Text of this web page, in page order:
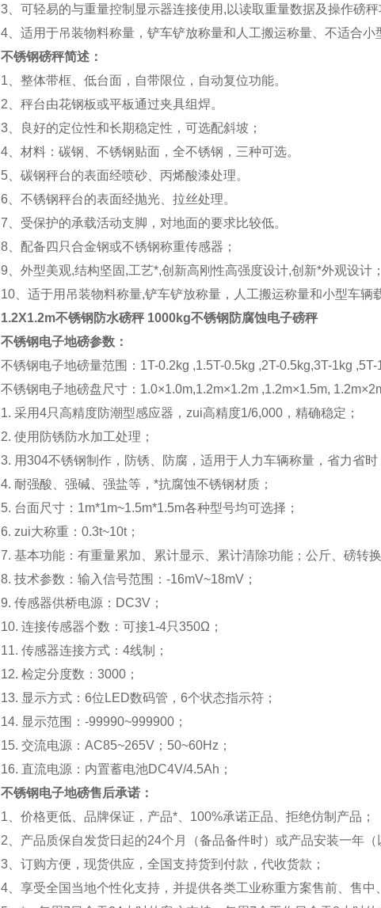
3、可轻易的与重量控制显示器连接使用,以读取重量数据及操作磅秤
4、适用于吊装物料称量，铲车铲放称量和人工搬运称量、不适合小
不锈钢磅秤简述：
1、整体带框、低台面，自带限位，自动复位功能。
2、秤台由花钢板或平板通过夹具组焊。
3、良好的定位性和长期稳定性，可选配斜坡；
4、材料：碳钢、不锈钢贴面，全不锈钢，三种可选。
5、碳钢秤台的表面经喷砂、丙烯酸漆处理。
6、不锈钢秤台的表面经抛光、拉丝处理。
7、受保护的承载活动支脚，对地面的要求比较低。
8、配备四只合金钢或不锈钢称重传感器；
9、外型美观,结构坚固,工艺*,创新高刚性高强度设计,创新*外观设计；
10、适于用吊装物料称量,铲车铲放称量，人工搬运称量和小型车辆
1.2X1.2m不锈钢防水磅秤 1000kg不锈钢防腐蚀电子磅秤
不锈钢电子地磅参数：
不锈钢电子地磅量范围：1T-0.2kg ,1.5T-0.5kg ,2T-0.5kg,3T-1kg
不锈钢电子地磅盘尺寸：1.0×1.0m,1.2m×1.2m ,1.2m×1.5m,
1. 采用4只高精度防潮型感应器，zui高精度1/6,000，精确稳定；
2. 使用防锈防水加工处理；
3. 用304不锈钢制作，防锈、防腐，适用于人力车辆称量，省力省时
4. 耐强酸、强碱、强盐等，*抗腐蚀不锈钢材质；
5. 台面尺寸：1m*1m~1.5m*1.5m各种型号均可选择；
6. zui大称重：0.3t~10t；
7. 基本功能：有重量累加、累计显示、累计清除功能；公斤、磅转
8. 技术参数：输入信号范围：-16mV~18mV；
9. 传感器供桥电源：DC3V；
10. 连接传感器个数：可接1-4只350Ω；
11. 传感器连接方式：4线制；
12. 检定分度数：3000；
13. 显示方式：6位LED数码管，6个状态指示符；
14. 显示范围：-99990~999900；
15. 交流电源：AC85~265V；50~60Hz；
16. 直流电源：内置蓄电池DC4V/4.5Ah；
不锈钢电子地磅售后承诺：
1、价格更低、品牌保证，产品*、100%承诺正品、拒绝仿制产品；
2、产品质保自发货日起的24个月（备品备件时）或产品安装一年（
3、订购方便，现货供应，全国支持货到付款，代收货款；
4、享受全国当地个性化支持，并提供各类工业称重方案售前、售中